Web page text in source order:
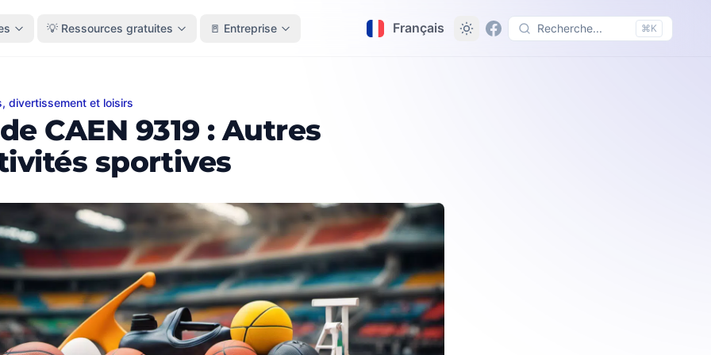
💡 Ressources gratuites 🚪 Entreprise Français Recherche... ⌘K
9319 : Autres activités sportives
divertissement et loisirs
CAEN 9319 : Autres
sportives